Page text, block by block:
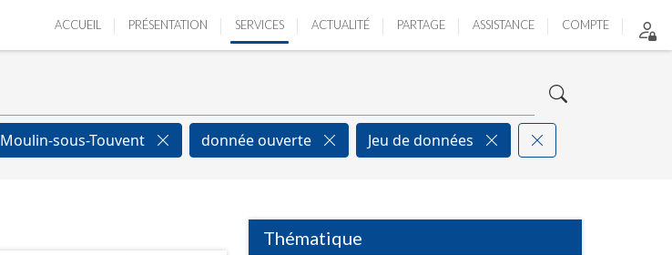
ACCUEIL PRÉSENTATION SERVICES ACTUALITÉ PARTAGE ASSISTANCE COMPTE
Moulin-sous-Touvent donnée ouverte Jeu de données
Thématique